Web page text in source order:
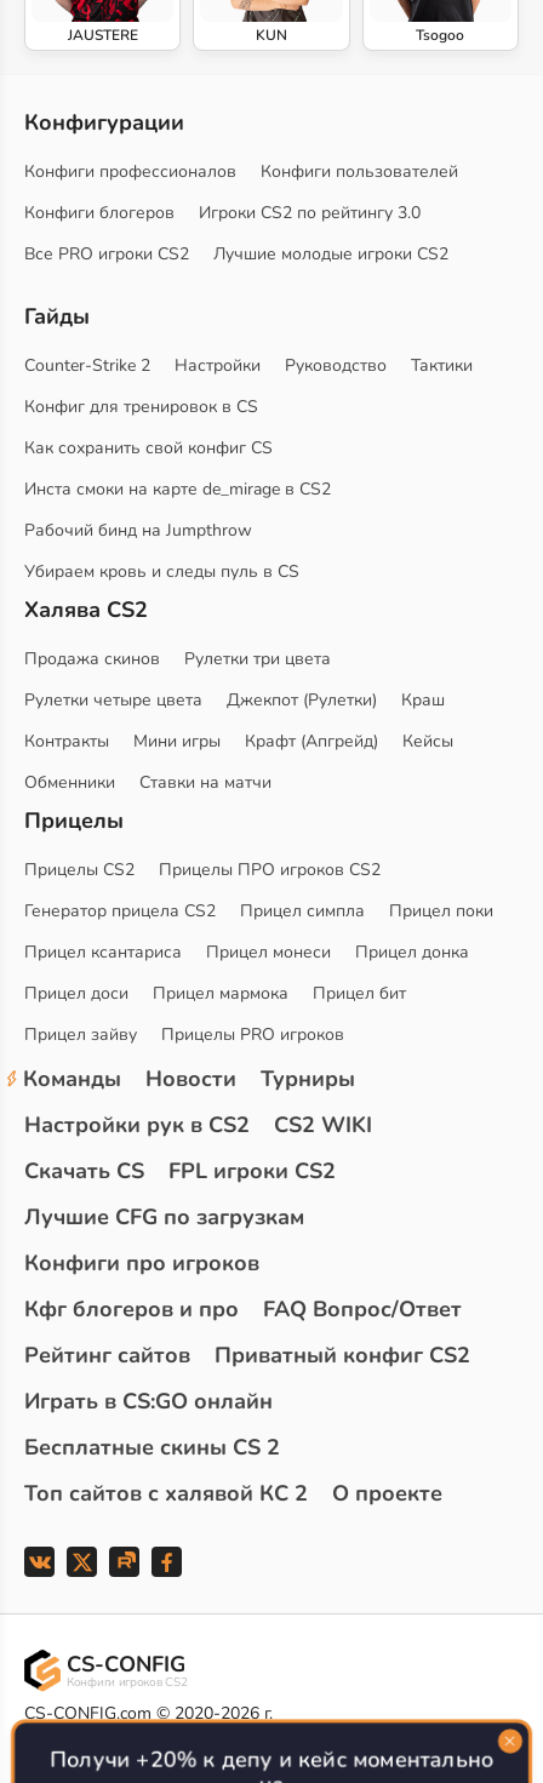
JAUSTERE KUN Tsogoo
Конфигурации
Конфиги профессионалов
Конфиги пользователей
Конфиги блогеров
Игроки CS2 по рейтингу 3.0
Все PRO игроки CS2
Лучшие молодые игроки CS2
Гайды
Counter-Strike 2 Настройки Руководство
Тактики
Конфиг для тренировок в CS
Как сохранить свой конфиг CS
Инста смоки на карте de_mirage в CS2
Рабочий бинд на Jumpthrow
Убираем кровь и следы пуль в CS
Халява CS2
Продажа скинов
Рулетки три цвета
Рулетки четыре цвета
Джекпот (Рулетки)
Краш
Контракты
Мини игры Крафт (Апгрейд)
Кейсы
Обменники
Ставки на матчи
Прицелы
Прицелы CS2
Прицелы ПРО игроков CS2
Генератор прицела CS2
Прицел симпла
Прицел поки
Прицел ксантариса
Прицел монеси
Прицел донка
Прицел доси
Прицел мармока
Прицел бит
Прицел зайву
Прицелы PRO игроков
Команды Новости
Турниры
Настройки рук в CS2
CS2 WIKI
Скачать CS
FPL игроки CS2
Лучшие CFG по загрузкам
Конфиги про игроков
Кфг блогеров и про
FAQ Вопрос/Ответ
Рейтинг сайтов
Приватный конфиг CS2
Играть в CS:GO онлайн
Бесплатные скины CS 2
Топ сайтов с халявой КС 2
О проекте
CS-CONFIG
Конфиги игроков CS2
CS-CONFIG.com © 2020-2026 г.
РЕКЛАМА НА САЙТЕ
Получи +20% к депу и кейс моментально